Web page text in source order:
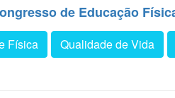
de Educação
Física Qualidade de Vida